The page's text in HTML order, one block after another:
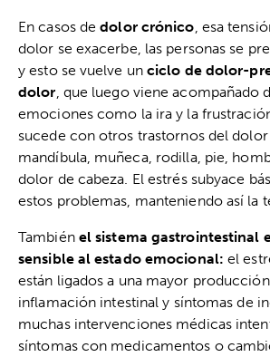
En casos dedolor crónico, esa
dolor se exacerbe, las personas se
y esto se vuelve un ciclo de dolor-
dolor, que luego viene acompañado
emociones como la ira y la
sucede con otros trastornos del
mandíbula, muñeca, rodilla, pie,
dolor de cabeza. El estrés subyace
estos problemas, manteniendo así la
También el sistema gastrointestinal
sensible al estado emocional: el
están ligados a una mayor
inflamación intestinal y síntomas de
muchas intervenciones médicas
síntomas con medicamentos o